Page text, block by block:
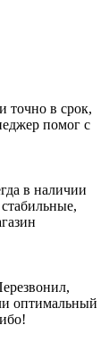
точно в срок,
помог с
в наличии
оптимальный